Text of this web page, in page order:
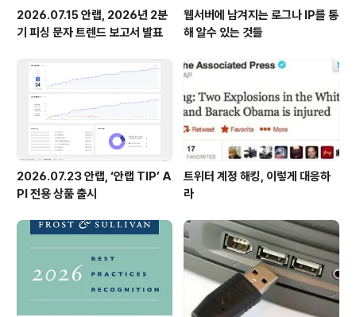
2026.07.15 안랩, 2026년 2분
기 피싱 문자 트렌드 보고서 발표
웹서버에 남겨지는 로그나 IP를 통
해 알수 있는 것들
2026.07.23 안랩, ‘안랩 TIP’ A
PI 전용 상품 출시
트위터 계정 해킹, 이렇게 대응하
라